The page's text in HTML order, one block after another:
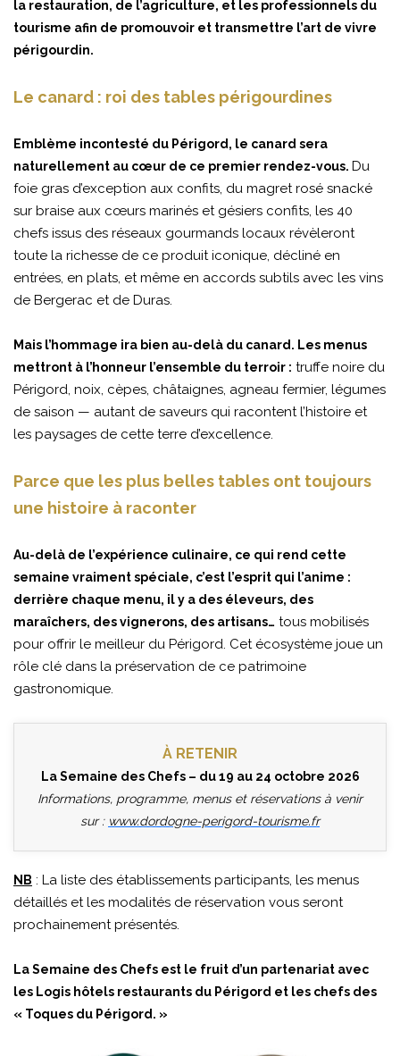
la restauration, de l’agriculture, et les professionnels du
tourisme afin de promouvoir et transmettre l’art de vivre
périgourdin.
Le canard : roi des tables périgourdines
Emblème incontesté du Périgord, le canard sera
naturellement au cœur de ce premier rendez-vous. Du
foie gras d’exception aux confits, du magret rosé snacké
sur braise aux cœurs marinés et gésiers confits, les 40
chefs issus des réseaux gourmands locaux révèleront
toute la richesse de ce produit iconique, décliné en
entrées, en plats, et même en accords subtils avec les vins
de Bergerac et de Duras.
Mais l’hommage ira bien au-delà du canard. Les menus
mettront à l’honneur l’ensemble du terroir : truffe noire du
Périgord, noix, cèpes, châtaignes, agneau fermier, légumes
de saison — autant de saveurs qui racontent l’histoire et
les paysages de cette terre d’excellence.
Parce que les plus belles tables ont toujours
une histoire à raconter
Au-delà de l’expérience culinaire, ce qui rend cette
semaine vraiment spéciale, c’est l’esprit qui l’anime :
derrière chaque menu, il y a des éleveurs, des
maraîchers, des vignerons, des artisans… tous mobilisés
pour offrir le meilleur du Périgord. Cet écosystème joue un
rôle clé dans la préservation de ce patrimoine
gastronomique.
À RETENIR
La Semaine des Chefs – du 19 au 24 octobre 2026
Informations, programme, menus et réservations à venir
sur : www.dordogne-perigord-tourisme.fr
NB : La liste des établissements participants, les menus
détaillés et les modalités de réservation vous seront
prochainement présentés.
La Semaine des Chefs est le fruit d’un partenariat avec
les Logis hôtels restaurants du Périgord et les chefs des
« Toques du Périgord. »